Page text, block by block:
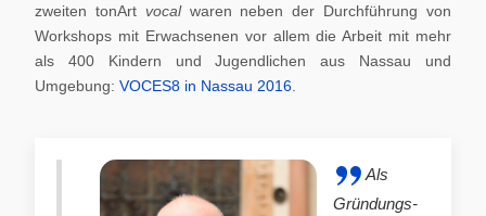
zweiten tonArt vocalwaren neben der Durchführung von
Workshops mit Erwachsenen vor allem die Arbeit mit mehr
als 400 Kindern und Jugendlichen aus Nassau und
Umgebung: VOCES8 in Nassau 2016
Als
Gründungs-